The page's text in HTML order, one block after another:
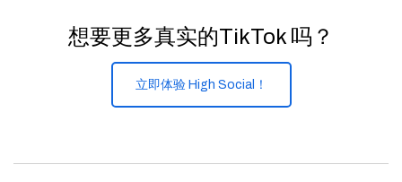
想要更多真实的TikTok 吗？
立即体验 High Social！